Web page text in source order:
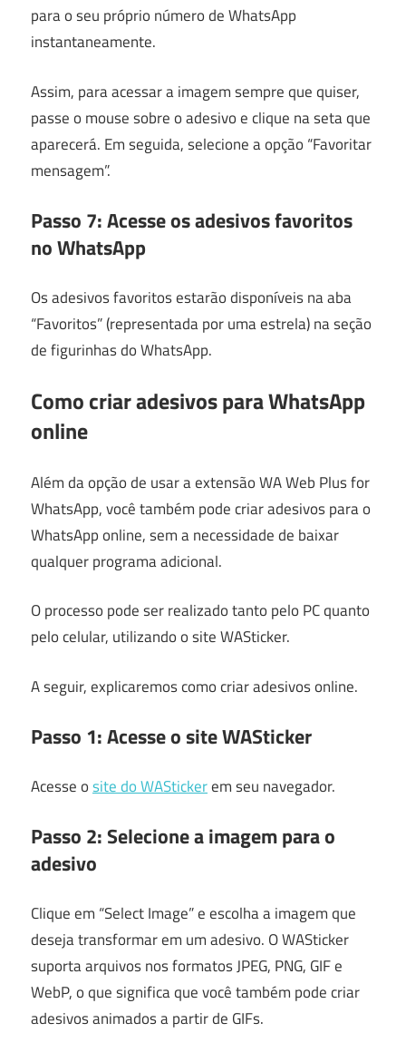
para o seu próprio número de WhatsApp
instantaneamente.
Assim, para acessar a imagem sempre que quiser,
passe o mouse sobre o adesivo e clique na seta que
aparecerá. Em seguida, selecione a opção “Favoritar
mensagem”.
Passo 7: Acesse os adesivos favoritos
no WhatsApp
Os adesivos favoritos estarão disponíveis na aba
“Favoritos” (representada por uma estrela) na seção
de figurinhas do WhatsApp.
Como criar adesivos para WhatsApp
online
Além da opção de usar a extensão WA Web Plus for
WhatsApp, você também pode criar adesivos para o
WhatsApp online, sem a necessidade de baixar
qualquer programa adicional.
O processo pode ser realizado tanto pelo PC quanto
pelo celular, utilizando o site WASticker.
A seguir, explicaremos como criar adesivos online.
Passo 1: Acesse o site WASticker
Acesse osite do WAStickerem seu navegador.
Passo 2: Selecione a imagem para o
adesivo
Clique em “Select Image” e escolha a imagem que
deseja transformar em um adesivo. O WASticker
suporta arquivos nos formatos JPEG, PNG, GIF e
WebP, o que significa que você também pode criar
adesivos animados a partir de GIFs.